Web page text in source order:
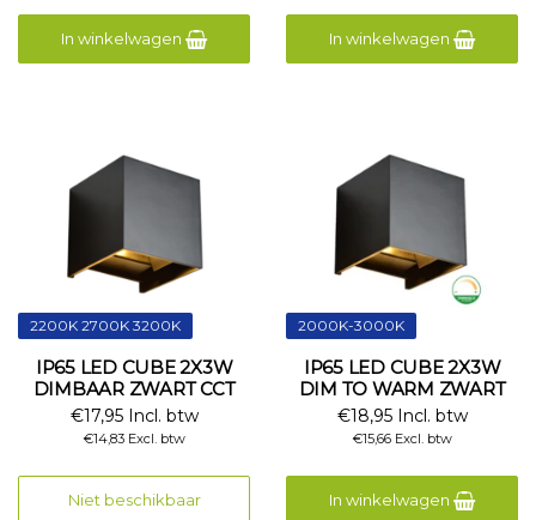
In winkelwagen In winkelwagen
2200K 2700K 3200K
IP65 LED CUBE 2X3W
DIMBAAR ZWART CCT
€17,95 Incl. btw
€14,83 Excl. btw
Niet beschikbaar
2000K-3000K
IP65 LED CUBE 2X3W
DIM TO WARM ZWART
€18,95 Incl. btw
€15,66 Excl. btw
In winkelwagen